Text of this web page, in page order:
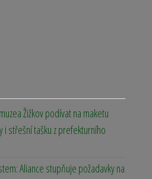
Žižkov podívat na maketu
střešní tašku z prefekturního
Aliance stupňuje požadavky na